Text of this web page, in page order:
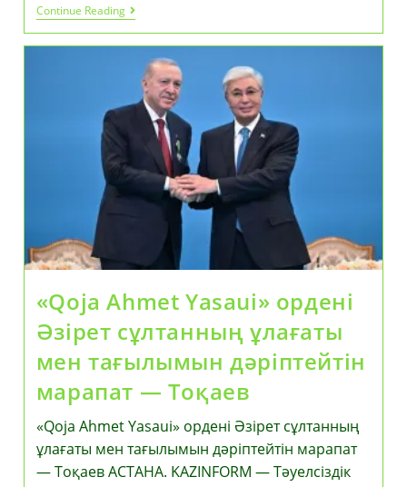
Continue ReadingМәңгілік
Достық
Пен
Стратегиялық
Серіктестік:
Қазақстан
Мен
Түркия
Келіссөздері
«Qoja Ahmet Yasaui» ордені
Әзірет сұлтанның ұлағаты
мен тағылымын дәріптейтін
марапат — Тоқаев
«Qoja Ahmet Yasaui» ордені Әзірет сұлтанның
ұлағаты мен тағылымын дәріптейтін марапат
— Тоқаев АСТАНА. KAZINFORM — Тәуелсіздік